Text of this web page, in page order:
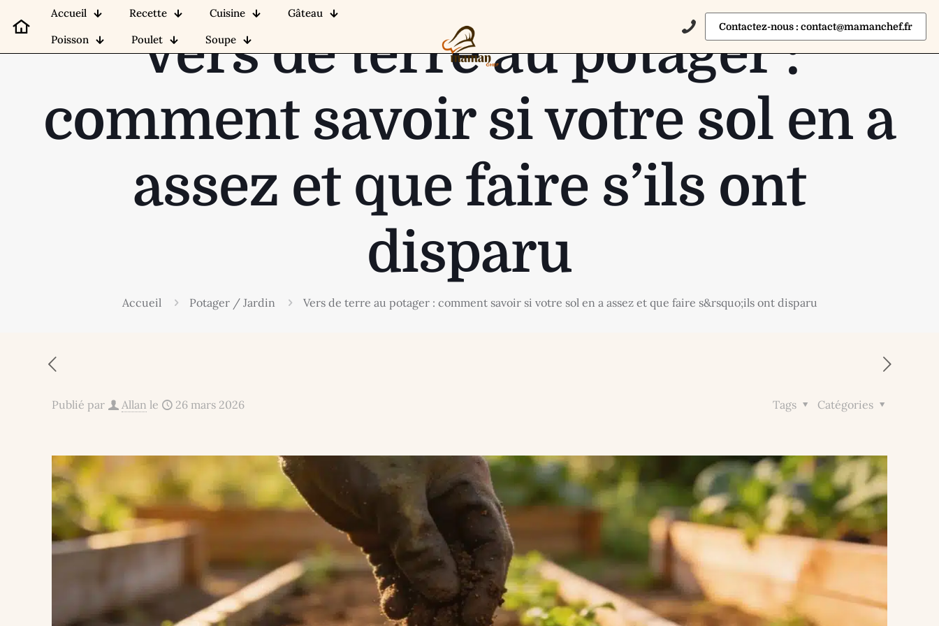
Accueil Recette Cuisine
Gâteau
Poisson
Poulet Soupe
Contactez-nous : contact@mamanchef.fr
Vers de terre au potager :
comment savoir si votre sol en a
assez et que faire s’ils ont
disparu
Accueil Potager / Jardin Vers de terre au potager : comment savoir si votre sol en a assez et que faire s&rsquo;ils ont disparu
Publié par Allan le 26 mars 2026 Catégories
Tags